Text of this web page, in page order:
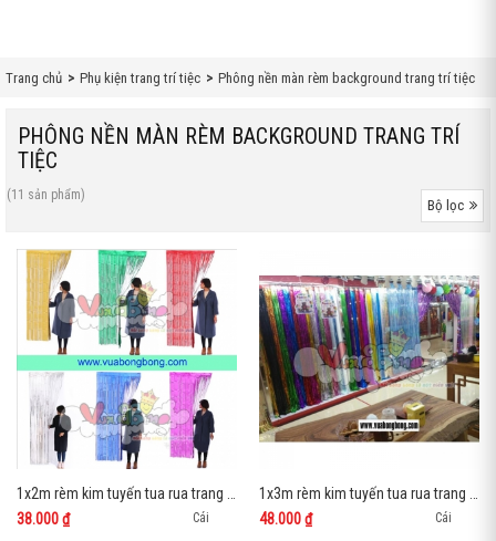
Trang chủ Phụ kiện trang trí tiệc Phông nền màn rèm background trang trí tiệc
PHÔNG NỀN MÀN RÈM BACKGROUND TRANG TRÍ
TIỆC
(11 sản phẩm)
Bộ lọc
38.000 ₫
Cái
48.000 ₫
Cái